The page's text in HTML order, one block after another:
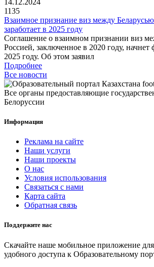
14.12.2024
1135
Взаимное признание виз между
заработает в 2025 году
Соглашение о взаимном признании виз
Россией, заключенное в 2020 году,
2025 году. Об этом заявил
Подробнее
Все новости
Все органы предоставляющие
Белоруссии
Информация
Реклама на сайте
Наши услуги
Наши проекты
О нас
Условия использования
Связаться с нами
Карта сайта
Обратная связь
Поддержите нас
Скачайте наше мобильное приложение
удобного доступа к Образовательному